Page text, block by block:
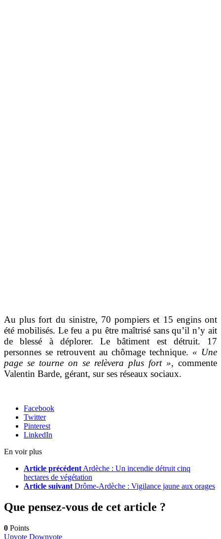
Au plus fort du sinistre, 70 pompiers et 15 engins ont
été mobilisés. Le feu a pu être maîtrisé sans qu’il n’y ait
de blessé à déplorer. Le bâtiment est détruit. 17
personnes se retrouvent au chômage technique. « Une
page se tourne on se relèvera plus fort », commente
Valentin Barde, gérant, sur ses réseaux sociaux.
Facebook
Twitter
Pinterest
LinkedIn
En voir plus
Article précédent Ardèche : Un incendie détruit cinq
hectares de végétation
Article suivant Drôme-Ardèche : Vigilance jaune aux orages
Que pensez-vous de cet article ?
0 Points
Upvote Downvote